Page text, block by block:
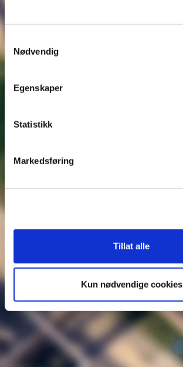
Nødvendig
Egenskaper
Statistikk
Markedsføring
Tillat alle
Kun nødvendige cookies